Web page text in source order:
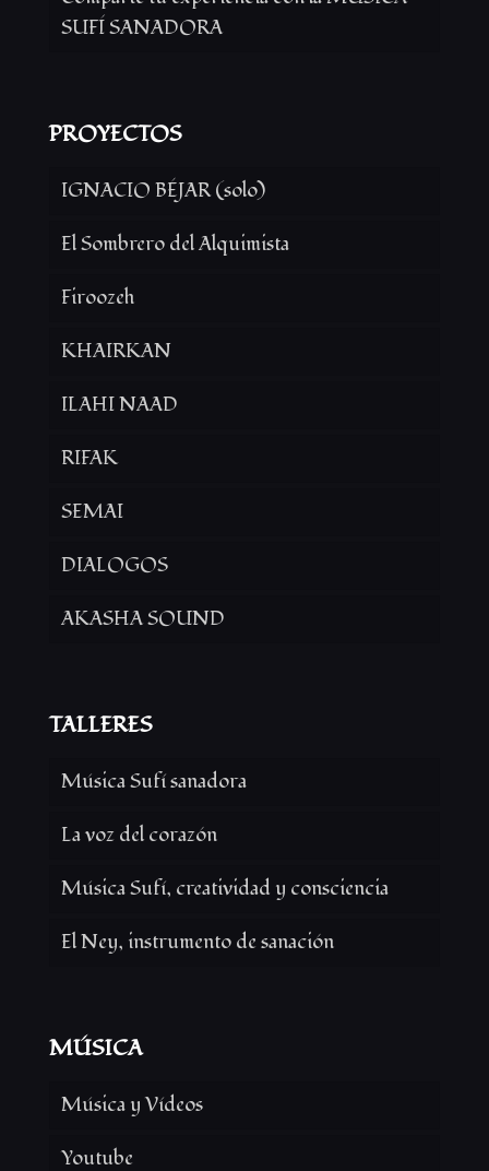
SUFÍ SANADORA
PROYECTOS
IGNACIO BÉJAR (solo)
El Sombrero del Alquimista
Firoozeh
KHAIRKAN
ILAHI NAAD
RIFAK
SEMAI
DIALOGOS
AKASHA SOUND
TALLERES
Música Sufí sanadora
La voz del corazón
Música Sufí, creatividad y consciencia
El Ney, instrumento de sanación
MÚSICA
Música y Vídeos
Youtube